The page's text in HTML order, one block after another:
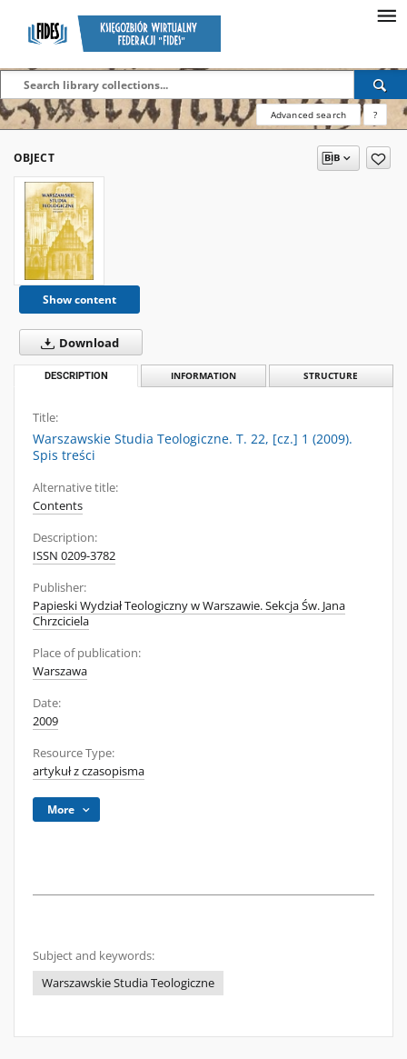
Advanced search ?
OBJECT
Show content
Download
DESCRIPTION INFORMATION STRUCTURE
Title:
Warszawskie Studia Teologiczne. T. 22, [cz.] 1 (2009).
Spis treści
Alternative title:
Contents
Description:
ISSN 0209-3782
Publisher:
Papieski Wydział Teologiczny w Warszawie. Sekcja Św. Jana
Chrzciciela
Place of publication:
Warszawa
Date:
2009
Resource Type:
artykuł z czasopisma
More
Subject and keywords:
Warszawskie Studia Teologiczne